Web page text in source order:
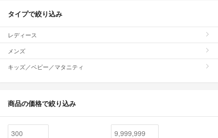
タイプで絞り込み
レディース
メンズ
キッズ／ベビー／マタニティ
商品の価格で絞り込み